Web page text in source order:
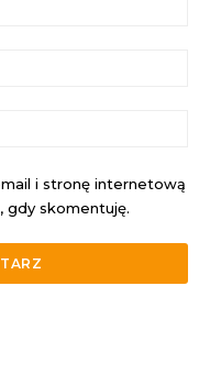
i stronę internetową
gdy skomentuję.